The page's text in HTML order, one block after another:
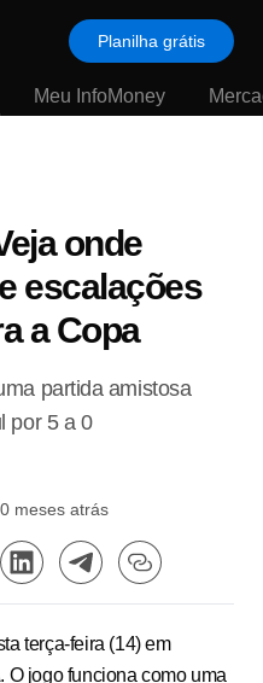
Planilha grátis
Meu InfoMoney
onde
escalações
a Copa
partida amistosa
por 5 a 0
meses atrás
terça-feira (14) em
O jogo funciona como uma